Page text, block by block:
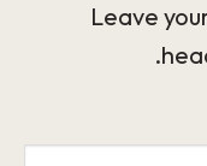
Leave